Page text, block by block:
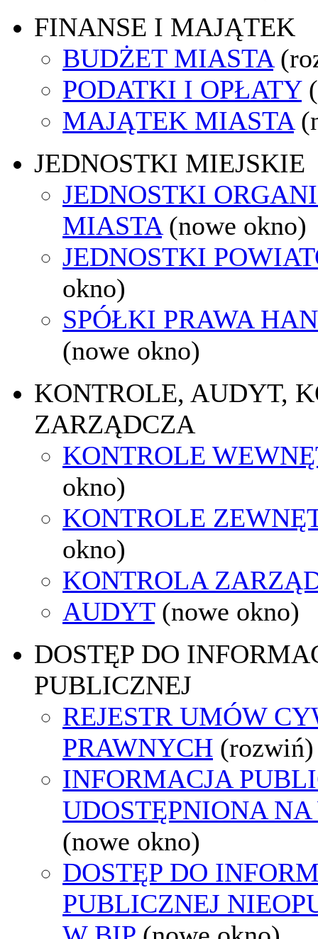
FINANSE I MAJĄTEK
BUDŻET MIASTA
PODATKI I OPŁATY
MAJĄTEK MIASTA
JEDNOSTKI MIEJSKIE
JEDNOSTKI
MIASTA (nowe okno)
JEDNOSTKI
okno)
SPÓŁKI PRAWA
(nowe okno)
KONTROLE, AUDYT,
ZARZĄDCZA
KONTROLE
okno)
KONTROLE
okno)
KONTROLA
AUDYT (nowe okno)
DOSTĘP DO
PUBLICZNEJ
REJESTR UMÓW
PRAWNYCH (rozwiń)
INFORMACJA
UDOSTĘPNIONA
(nowe okno)
DOSTĘP DO
PUBLICZNEJ